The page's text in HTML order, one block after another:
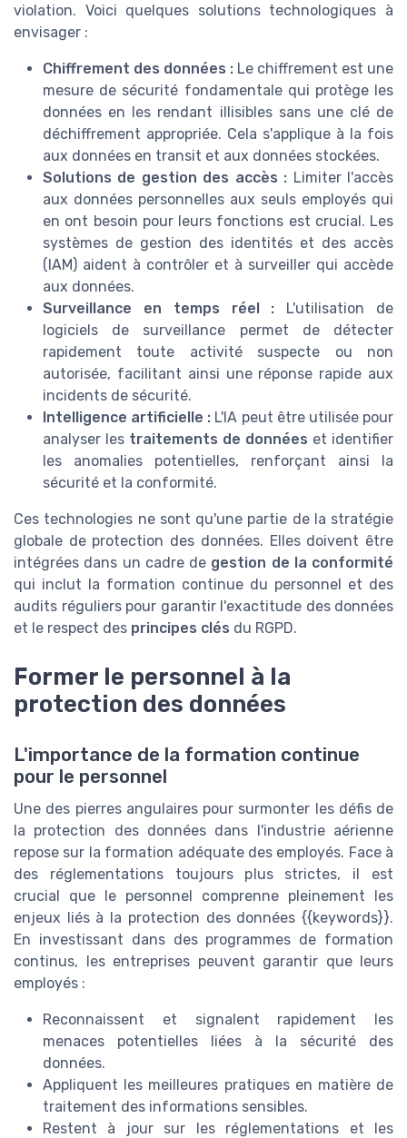
violation. Voici quelques solutions technologiques à
envisager :
Chiffrement des données : Le chiffrement est une
mesure de sécurité fondamentale qui protège les
données en les rendant illisibles sans une clé de
déchiffrement appropriée. Cela s'applique à la fois
aux données en transit et aux données stockées.
Solutions de gestion des accès : Limiter l'accès
aux données personnelles aux seuls employés qui
en ont besoin pour leurs fonctions est crucial. Les
systèmes de gestion des identités et des accès
(IAM) aident à contrôler et à surveiller qui accède
aux données.
Surveillance en temps réel : L'utilisation de
logiciels de surveillance permet de détecter
rapidement toute activité suspecte ou non
autorisée, facilitant ainsi une réponse rapide aux
incidents de sécurité.
Intelligence artificielle : L'IA peut être utilisée pour
analyser les traitements de données et identifier
les anomalies potentielles, renforçant ainsi la
sécurité et la conformité.
Ces technologies ne sont qu'une partie de la stratégie
globale de protection des données. Elles doivent être
intégrées dans un cadre de gestion de la conformité
qui inclut la formation continue du personnel et des
audits réguliers pour garantir l'exactitude des données
et le respect des principes clés du RGPD.
Former le personnel à la
protection des données
L'importance de la formation continue
pour le personnel
Une des pierres angulaires pour surmonter les défis de
la protection des données dans l'industrie aérienne
repose sur la formation adéquate des employés. Face à
des réglementations toujours plus strictes, il est
crucial que le personnel comprenne pleinement les
enjeux liés à la protection des données {{keywords}}.
En investissant dans des programmes de formation
continus, les entreprises peuvent garantir que leurs
employés :
Reconnaissent et signalent rapidement les
menaces potentielles liées à la sécurité des
données.
Appliquent les meilleures pratiques en matière de
traitement des informations sensibles.
Restent à jour sur les réglementations et les